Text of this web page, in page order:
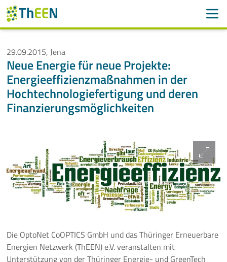
Suche
Navigation überspringen
ThEEN
Services
Aktivitäten
Veranstaltungen
Aktuelle Termine
10 Jahre ThEEN-Jubiläum
29.09.2015, Jena
Neue Energie für neue Projekte:
Energieeffizienzmaßnahmen in der
Hochtechnologiefertigung und deren
Finanzierungsmöglichkeiten
Die OptoNet CoOPTICS GmbH und das Thüringer Erneuerbare
Energien Netzwerk (ThEEN) e.V. veranstalten mit
Unterstützung von der Thüringer Energie- und GreenTech